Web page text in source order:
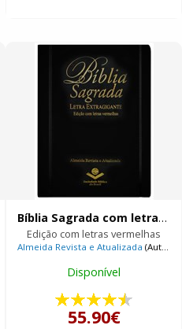
Bíblia Sagrada com letra extragigante
Edição com letras vermelhas
Almeida Revista e Atualizada (Autor)
Disponível
55.90€